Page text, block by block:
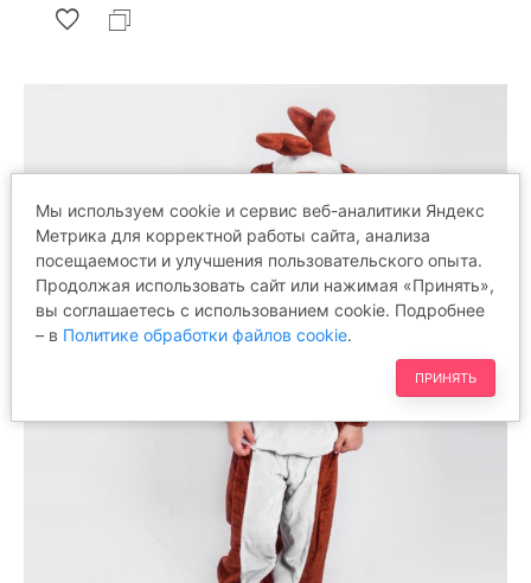
Мы используем cookie и сервис веб-аналитики Яндекс
Метрика для корректной работы сайта, анализа
посещаемости и улучшения пользовательского опыта.
Продолжая использовать сайт или нажимая «Принять»,
вы соглашаетесь с использованием cookie. Подробнее
– в Политике обработки файлов cookie.
ПРИНЯТЬ